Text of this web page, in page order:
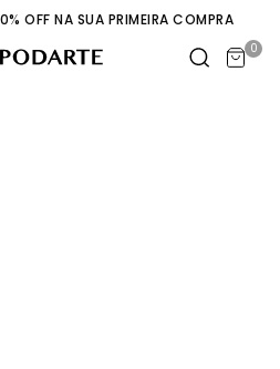
OFF NA SUA PRIMEIRA COMPRA
0